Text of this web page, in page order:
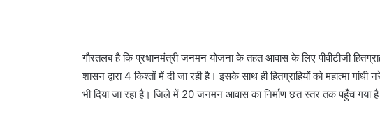
गौरतलब है कि प्रधानमंत्री जनमन योजना के तहत आवास के लिए पीवीटीजी
शासन द्वारा 4 किश्तों में दी जा रही है। इसके साथ ही हितग्राहियों को महात्मा
भी दिया जा रहा है। जिले में 20 जनमन आवास का निर्माण छत स्तर तक पहुँच गया